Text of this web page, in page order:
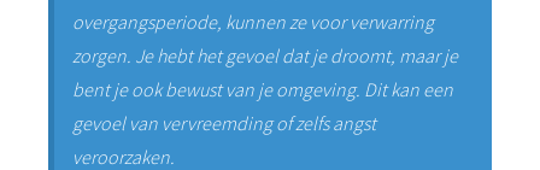
overgangsperiode, kunnen ze voor verwarring
zorgen. Je hebt het gevoel dat je droomt, maar je
bent je ook bewust van je omgeving. Dit kan een
gevoel van vervreemding of zelfs angst
veroorzaken.